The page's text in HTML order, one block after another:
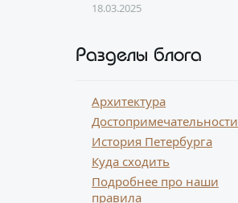
18.03.2025
Разделы блога
Архитектура
Достопримечательности
История Петербурга
Куда сходить
Подробнее про наши
правила